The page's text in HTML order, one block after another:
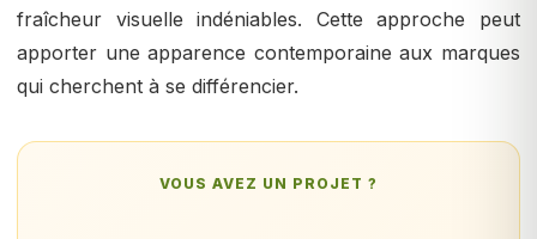
fraîcheur visuelle indéniables. Cette approche peut
apporter une apparence contemporaine aux marques
qui cherchent à se différencier.
VOUS AVEZ UN PROJET ?